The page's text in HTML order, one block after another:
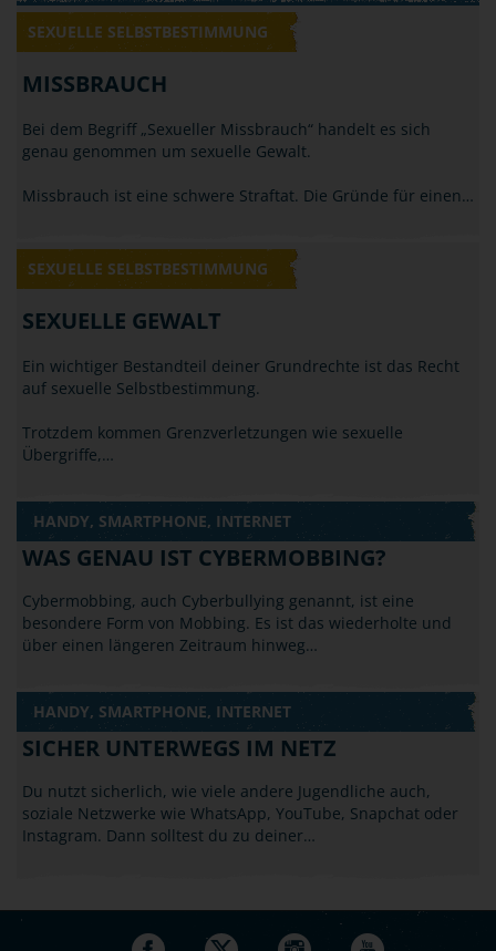
SEXUELLE SELBSTBESTIMMUNG
MISSBRAUCH
Bei dem Begriff „Sexueller Missbrauch“ handelt es sich
genau genommen um sexuelle Gewalt.
Missbrauch ist eine schwere Straftat. Die Gründe für einen…
SEXUELLE SELBSTBESTIMMUNG
SEXUELLE GEWALT
Ein wichtiger Bestandteil deiner Grundrechte ist das Recht
auf sexuelle Selbstbestimmung.
Trotzdem kommen Grenzverletzungen wie sexuelle
Übergriffe,…
HANDY, SMARTPHONE, INTERNET
WAS GENAU IST CYBERMOBBING?
Cybermobbing, auch Cyberbullying genannt, ist eine
besondere Form von Mobbing. Es ist das wiederholte und
über einen längeren Zeitraum hinweg…
HANDY, SMARTPHONE, INTERNET
SICHER UNTERWEGS IM NETZ
Du nutzt sicherlich, wie viele andere Jugendliche auch,
soziale Netzwerke wie WhatsApp, YouTube, Snapchat oder
Instagram. Dann solltest du zu deiner…